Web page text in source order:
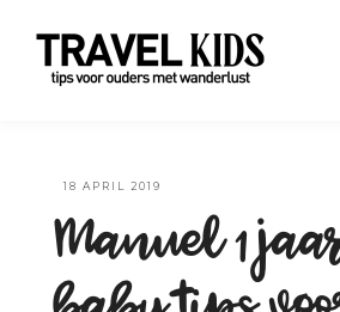
·18 APRIL 2019
Manuel 1